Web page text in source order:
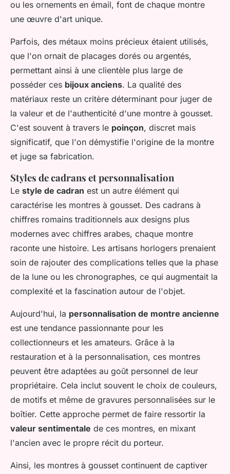
ou les ornements en émail, font de chaque montre
une œuvre d'art unique.
Parfois, des métaux moins précieux étaient utilisés,
que l'on ornait de placages dorés ou argentés,
permettant ainsi à une clientèle plus large de
posséder ces bijoux anciens. La qualité des
matériaux reste un critère déterminant pour juger de
la valeur et de l'authenticité d'une montre à gousset.
C'est souvent à travers le poinçon, discret mais
significatif, que l'on démystifie l'origine de la montre
et juge sa fabrication.
Styles de cadrans et personnalisation
Le style de cadran est un autre élément qui
caractérise les montres à gousset. Des cadrans à
chiffres romains traditionnels aux designs plus
modernes avec chiffres arabes, chaque montre
raconte une histoire. Les artisans horlogers prenaient
soin de rajouter des complications telles que la phase
de la lune ou les chronographes, ce qui augmentait la
complexité et la fascination autour de l'objet.
Aujourd'hui, la personnalisation de montre ancienne
est une tendance passionnante pour les
collectionneurs et les amateurs. Grâce à la
restauration et à la personnalisation, ces montres
peuvent être adaptées au goût personnel de leur
propriétaire. Cela inclut souvent le choix de couleurs,
de motifs et même de gravures personnalisées sur le
boîtier. Cette approche permet de faire ressortir la
valeur sentimentale de ces montres, en mixant
l'ancien avec le propre récit du porteur.
Ainsi, les montres à gousset continuent de captiver